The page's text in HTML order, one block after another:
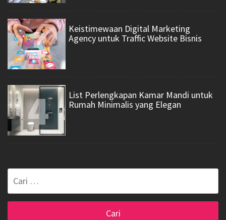
3
Keistimewaan Digital Marketing
Agency untuk Traffic Website Bisnis
4
List Perlengkapan Kamar Mandi untuk
Rumah Minimalis yang Elegan